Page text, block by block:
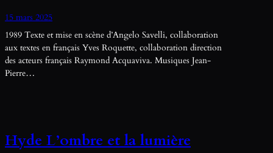
15 mars 2025
1989 Texte et mise en scène d’Angelo Savelli, collaboration
aux textes en français Yves Roquette, collaboration direction
des acteurs français Raymond Acquaviva. Musiques Jean-
Pierre…
Hyde L’ombre et la lumière